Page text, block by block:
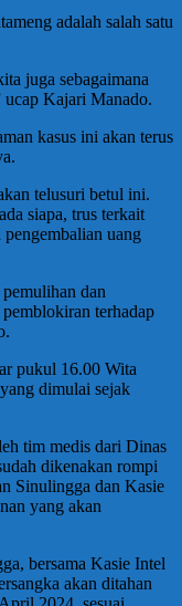
adalah salah satu
juga sebagaimana
ucap Kajari Manado.
kasus ini akan terus
telusuri betul ini.
siapa, trus terkait
uang
dan
terhadap
pukul 16.00 Wita
dimulai sejak
tim medis dari Dinas
dikenakan rompi
Sinulingga dan Kasie
yang akan
bersama Kasie Intel
akan ditahan